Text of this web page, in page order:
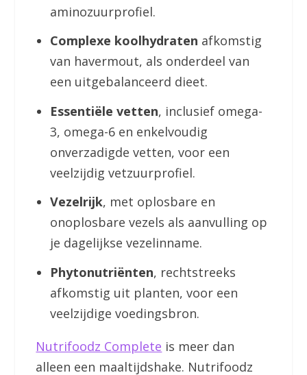
aminozuurprofiel.
Complexe koolhydraten afkomstig
van havermout, als onderdeel van
een uitgebalanceerd dieet.
Essentiële vetten, inclusief omega-
3, omega-6 en enkelvoudig
onverzadigde vetten, voor een
veelzijdig vetzuurprofiel.
Vezelrijk, met oplosbare en
onoplosbare vezels als aanvulling op
je dagelijkse vezelinname.
Phytonutriënten, rechtstreeks
afkomstig uit planten, voor een
veelzijdige voedingsbron.
Nutrifoodz Complete is meer dan
alleen een maaltijdshake. Nutrifoodz